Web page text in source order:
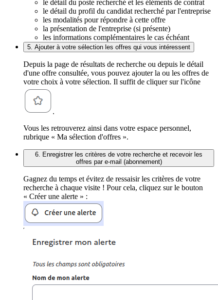
le détail du poste recherché et les éléments de contrat
le détail du profil du candidat recherché par l'entreprise
les modalités pour répondre à cette offre
la présentation de l'entreprise (si présente)
les informations complémentaires le cas échéant
5. Ajouter à votre sélection les offres qui vous intéressent
Depuis la page de résultats de recherche ou depuis le détail
d'une offre consultée, vous pouvez ajouter la ou les offres de
votre choix à votre sélection. Il suffit de cliquer sur l'icône
.
Vous les retrouverez ainsi dans votre espace personnel,
rubrique « Ma sélection d'offres ».
6. Enregistrer les critères de votre recherche et recevoir les
offres par e-mail (abonnement)
Gagnez du temps et évitez de ressaisir les critères de votre
recherche à chaque visite ! Pour cela, cliquez sur le bouton
« Créer une alerte » :